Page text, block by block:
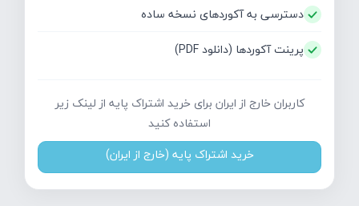
دسترسی به آکوردهای نسخه ساده
پرینت آکوردها (دانلود PDF)
کاربران خارج از ایران برای خرید اشتراک پایه از لینک زیر
استفاده کنید
خرید اشتراک پایه (خارج از ایران)